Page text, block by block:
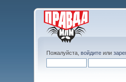
Пожалуйста,войдите или